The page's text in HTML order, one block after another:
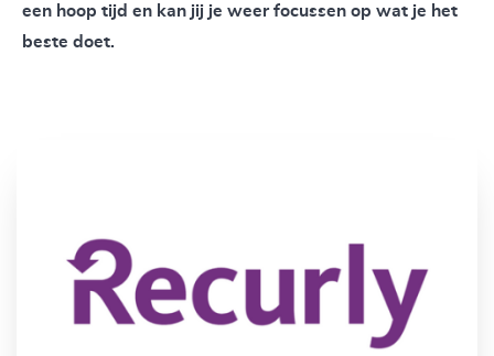
een hoop tijd en kan jij je weer focussen op wat je het
beste doet.